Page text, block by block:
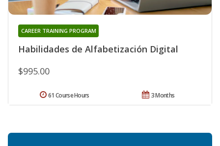
Habilidades de Alfabetización Digital
CAREER TRAINING PROGRAM
$995.00
3 Months
61 Course Hours